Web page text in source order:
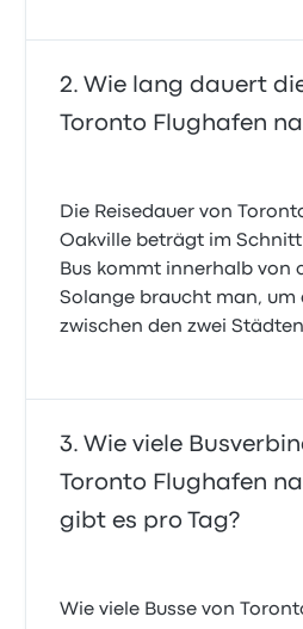
Wie lang dauert
Toronto Flughafen
Die Reisedauer von
Oakville beträgt im
Bus kommt innerhalb von
Solange braucht man, um
zwischen den zwei
Wie viele
Toronto Flughafen
gibt es pro Tag?
Wie viele Busse von